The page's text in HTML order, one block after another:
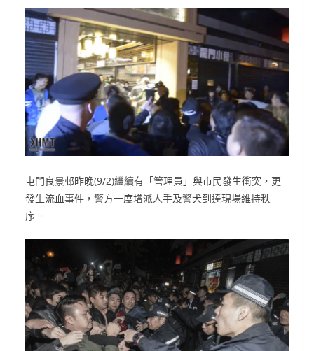
屯門良景邨昨晚(9/2)繼續有「管理員」與市民發生衝突，更
發生流血事件，警方一度增派人手及警犬到達現場維持秩
序。